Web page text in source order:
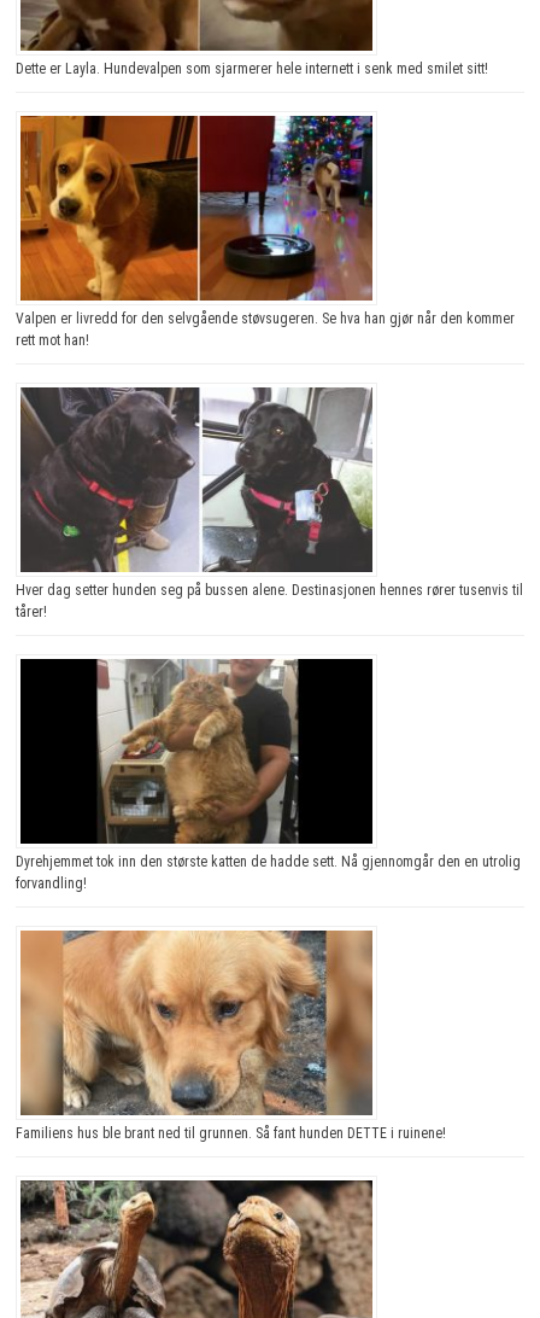
Dette er Layla. Hundevalpen som sjarmerer hele internett i senk med smilet sitt!
Valpen er livredd for den selvgående støvsugeren. Se hva han gjør når den kommer
rett mot han!
Hver dag setter hunden seg på bussen alene. Destinasjonen hennes rører tusenvis til
tårer!
Dyrehjemmet tok inn den største katten de hadde sett. Nå gjennomgår den en utrolig
forvandling!
Familiens hus ble brant ned til grunnen. Så fant hunden DETTE i ruinene!